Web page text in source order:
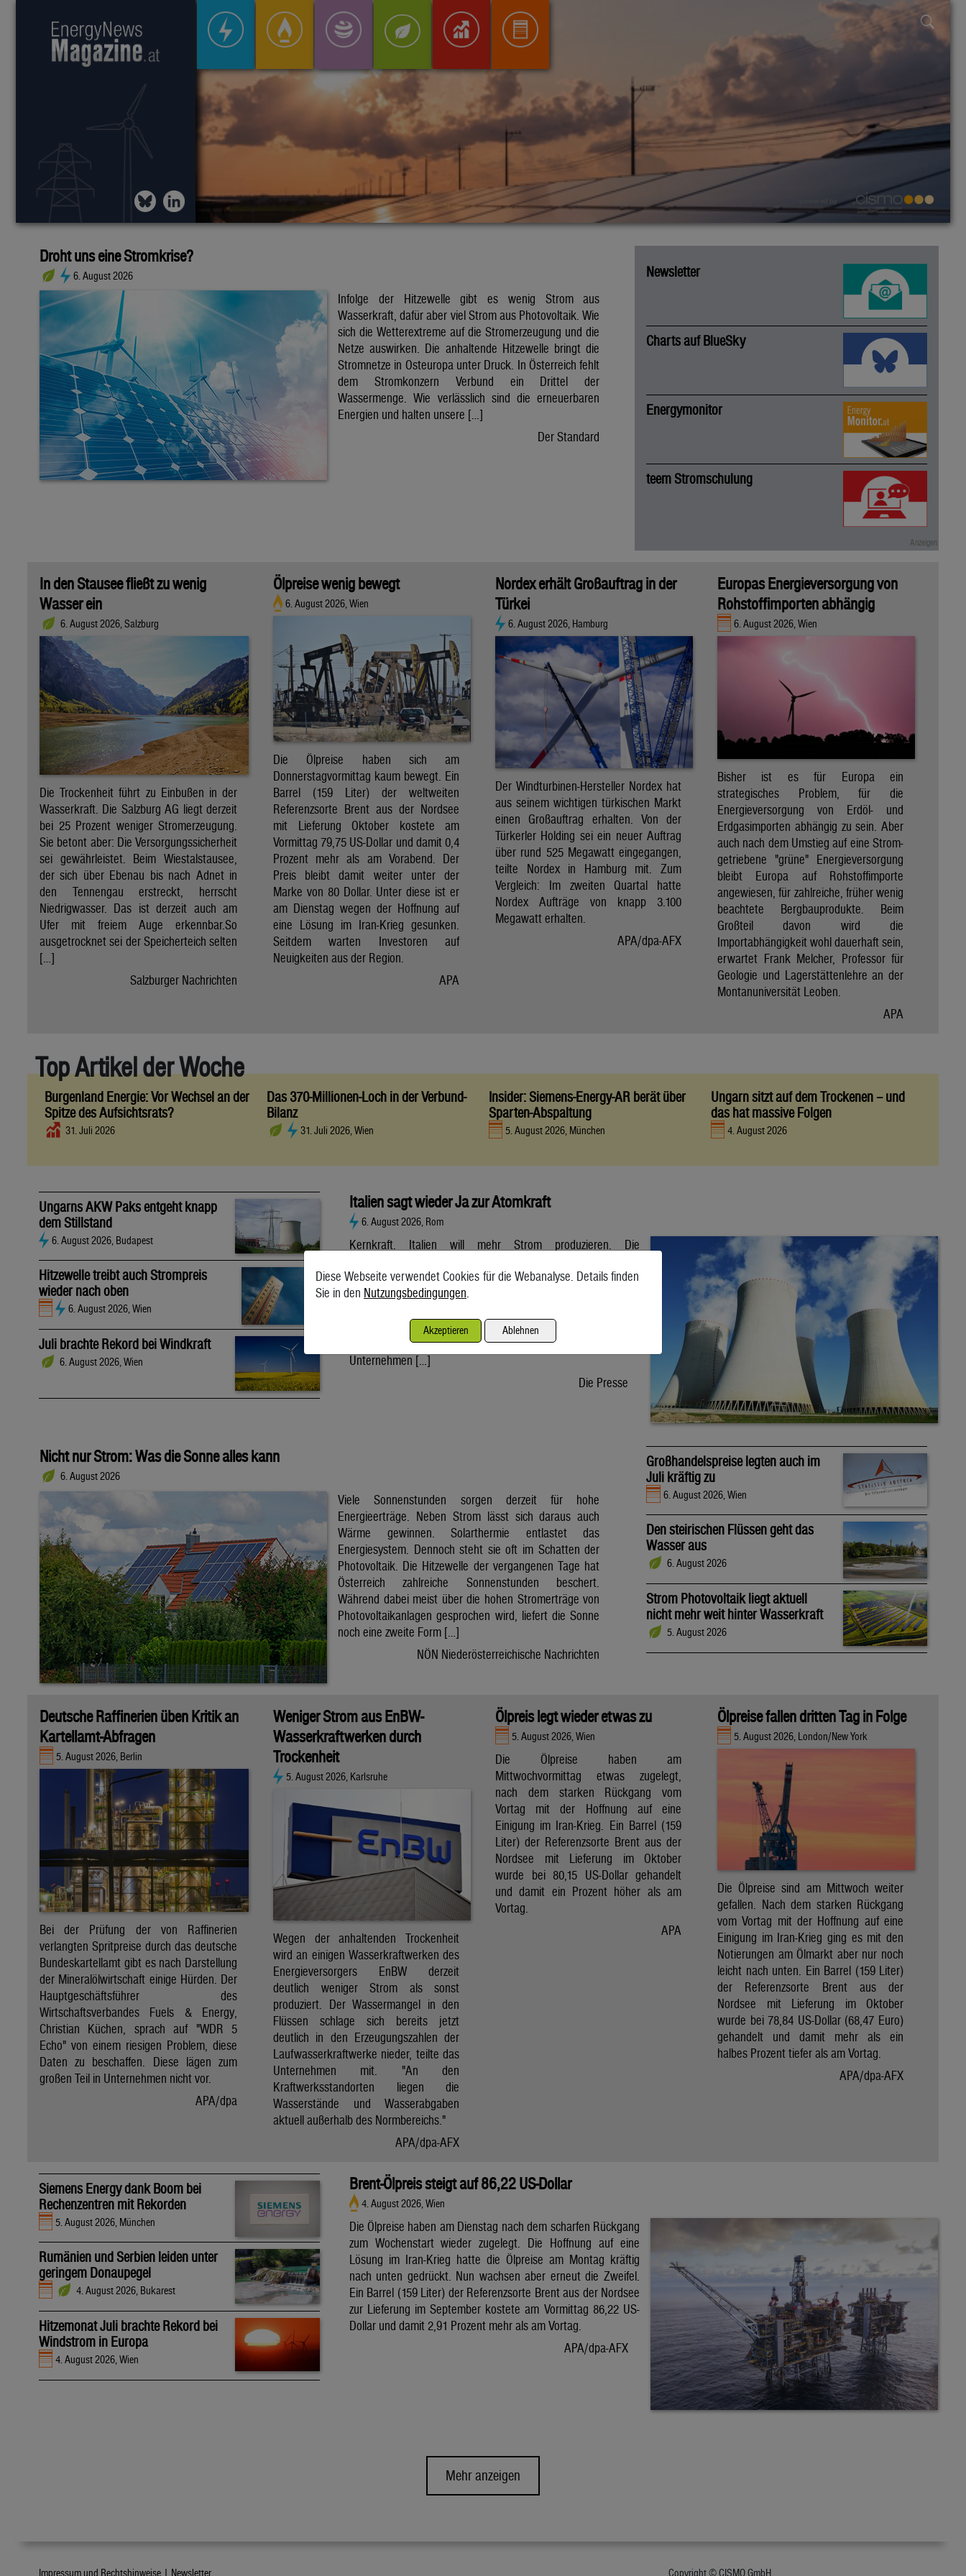
Droht uns eine Stromkrise?
6. August 2026
Infolge der Hitzewelle gibt es wenig Strom aus
Wasserkraft, dafür aber viel Strom aus Photovoltaik. Wie
sich die Wetterextreme auf die Stromerzeugung und die
Netze auswirken. Die anhaltende Hitzewelle bringt die
Stromnetze in Osteuropa unter Druck. In Österreich fehlt
dem Stromkonzern Verbund ein Drittel der
Wassermenge. Wie verlässlich sind die erneuerbaren
Energien und halten unsere […]
Der Standard
Newsletter
Charts auf BlueSky
Energymonitor
teem Stromschulung
In den Stausee fließt zu wenig
Wasser ein
6. August 2026, Salzburg
Die Trockenheit führt zu Einbußen in der
Wasserkraft. Die Salzburg AG liegt derzeit
bei 25 Prozent weniger Stromerzeugung.
Sie betont aber: Die Versorgungssicherheit
sei gewährleistet. Beim Wiestalstausee,
der sich über Ebenau bis nach Adnet in
den Tennengau erstreckt, herrscht
Niedrigwasser. Das ist derzeit auch am
Ufer mit freiem Auge erkennbar.So
ausgetrocknet sei der Speicherteich selten
[…]
Salzburger Nachrichten
Ölpreise wenig bewegt
6. August 2026, Wien
Die Ölpreise haben sich am
Donnerstagvormittag kaum bewegt. Ein
Barrel (159 Liter) der weltweiten
Referenzsorte Brent aus der Nordsee
mit Lieferung Oktober kostete am
Vormittag 79,75 US-Dollar und damit 0,4
Prozent mehr als am Vorabend. Der
Preis bleibt damit weiter unter der
Marke von 80 Dollar. Unter diese ist er
am Dienstag wegen der Hoffnung auf
eine Lösung im Iran-Krieg gesunken.
Seitdem warten Investoren auf
Neuigkeiten aus der Region.
APA
Nordex erhält Großauftrag in der
Türkei
6. August 2026, Hamburg
Der Windturbinen-Hersteller Nordex hat
aus seinem wichtigen türkischen Markt
einen Großauftrag erhalten. Von der
Türkerler Holding sei ein neuer Auftrag
über rund 525 Megawatt eingegangen,
teilte Nordex in Hamburg mit. Zum
Vergleich: Im zweiten Quartal hatte
Nordex Aufträge von knapp 3.100
Megawatt erhalten.
APA/dpa-AFX
Europas Energieversorgung von
Rohstoffimporten abhängig
6. August 2026, Wien
Bisher ist es für Europa ein
strategisches Problem, für die
Energieversorgung von Erdöl- und
Erdgasimporten abhängig zu sein. Aber
auch nach dem Umstieg auf eine Strom-
getriebene "grüne" Energieversorgung
bleibt Europa auf Rohstoffimporte
angewiesen, für zahlreiche, früher wenig
beachtete Bergbauprodukte. Beim
Großteil davon wird die
Importabhängigkeit wohl dauerhaft sein,
erwartet Frank Melcher, Professor für
Geologie und Lagerstättenlehre an der
Montanuniversität Leoben.
APA
Top Artikel der Woche
Burgenland Energie: Vor Wechsel an der
Spitze des Aufsichtsrats?
31. Juli 2026
Das 370-Millionen-Loch in der Verbund-
Bilanz
31. Juli 2026, Wien
Insider: Siemens-Energy-AR berät über
Sparten-Abspaltung
5. August 2026, München
Ungarn sitzt auf dem Trockenen – und
das hat massive Folgen
4. August 2026
Ungarns AKW Paks entgeht knapp
dem Stillstand
6. August 2026, Budapest
Hitzewelle treibt auch Strompreis
wieder nach oben
6. August 2026, Wien
Juli brachte Rekord bei Windkraft
6. August 2026, Wien
Italien sagt wieder Ja zur Atomkraft
6. August 2026, Rom
Kernkraft. Italien will mehr Strom produzieren. Die
Unsicherheiten. Italien will zurück zur Atomkraft. Der Senat
wird voraussichtlich nach der Sommerpause einem Gesetz
Dekret verabschieden. Der Weg bis zur Inbetriebnahme eines
ersten Reaktors wäre dann noch lang. Doch viele
Unternehmen […]
Die Presse
Nicht nur Strom: Was die Sonne alles kann
6. August 2026
Viele Sonnenstunden sorgen derzeit für hohe
Energieerträge. Neben Strom lässt sich daraus auch
Wärme gewinnen. Solarthermie entlastet das
Energiesystem. Dennoch steht sie oft im Schatten der
Photovoltaik. Die Hitzewelle der vergangenen Tage hat
Österreich zahlreiche Sonnenstunden beschert.
Während dabei meist über die hohen Stromerträge von
Photovoltaikanlagen gesprochen wird, liefert die Sonne
noch eine zweite Form […]
NÖN Niederösterreichische Nachrichten
Großhandelspreise legten auch im
Juli kräftig zu
6. August 2026, Wien
Den steirischen Flüssen geht das
Wasser aus
6. August 2026
Strom Photovoltaik liegt aktuell
nicht mehr weit hinter Wasserkraft
5. August 2026
Deutsche Raffinerien üben Kritik an
Kartellamt-Abfragen
5. August 2026, Berlin
Bei der Prüfung der von Raffinerien
verlangten Spritpreise durch das deutsche
Bundeskartellamt gibt es nach Darstellung
der Mineralölwirtschaft einige Hürden. Der
Hauptgeschäftsführer des
Wirtschaftsverbandes Fuels & Energy,
Christian Küchen, sprach auf "WDR 5
Echo" von einem riesigen Problem, diese
Daten zu beschaffen. Diese lägen zum
großen Teil in Unternehmen nicht vor.
APA/dpa
Weniger Strom aus EnBW-
Wasserkraftwerken durch
Trockenheit
5. August 2026, Karlsruhe
Wegen der anhaltenden Trockenheit
wird an einigen Wasserkraftwerken des
Energieversorgers EnBW derzeit
deutlich weniger Strom als sonst
produziert. Der Wassermangel in den
Flüssen schlage sich bereits jetzt
deutlich in den Erzeugungszahlen der
Laufwasserkraftwerke nieder, teilte das
Unternehmen mit. "An den
Kraftwerksstandorten liegen die
Wasserstände und Wasserabgaben
aktuell außerhalb des Normbereichs."
APA/dpa-AFX
Ölpreis legt wieder etwas zu
5. August 2026, Wien
Die Ölpreise haben am
Mittwochvormittag etwas zugelegt,
nach dem starken Rückgang vom
Vortag mit der Hoffnung auf eine
Einigung im Iran-Krieg. Ein Barrel (159
Liter) der Referenzsorte Brent aus der
Nordsee mit Lieferung im Oktober
wurde bei 80,15 US-Dollar gehandelt
und damit ein Prozent höher als am
Vortag.
APA
Ölpreise fallen dritten Tag in Folge
5. August 2026, London/New York
Die Ölpreise sind am Mittwoch weiter
gefallen. Nach dem starken Rückgang
vom Vortag mit der Hoffnung auf eine
Einigung im Iran-Krieg ging es mit den
Notierungen am Ölmarkt aber nur noch
leicht nach unten. Ein Barrel (159 Liter)
der Referenzsorte Brent aus der
Nordsee mit Lieferung im Oktober
wurde bei 78,84 US-Dollar (68,47 Euro)
gehandelt und damit mehr als ein
halbes Prozent tiefer als am Vortag.
APA/dpa-AFX
Siemens Energy dank Boom bei
Rechenzentren mit Rekorden
5. August 2026, München
Rumänien und Serbien leiden unter
geringem Donaupegel
4. August 2026, Bukarest
Hitzemonat Juli brachte Rekord bei
Windstrom in Europa
4. August 2026, Wien
Brent-Ölpreis steigt auf 86,22 US-Dollar
4. August 2026, Wien
Die Ölpreise haben am Dienstag nach dem scharfen Rückgang
zum Wochenstart wieder zugelegt. Die Hoffnung auf eine
Lösung im Iran-Krieg hatte die Ölpreise am Montag kräftig
nach unten gedrückt. Nun wachsen aber erneut die Zweifel.
Ein Barrel (159 Liter) der Referenzsorte Brent aus der Nordsee
zur Lieferung im September kostete am Vormittag 86,22 US-
Dollar und damit 2,91 Prozent mehr als am Vortag.
APA/dpa-AFX
Mehr anzeigen
Impressum und Rechtshinweise | Newsletter Copyright © CISMO GmbH
Diese Webseite verwendet Cookies für die Webanalyse. Details finden
Sie in den Nutzungsbedingungen.
Akzeptieren Ablehnen